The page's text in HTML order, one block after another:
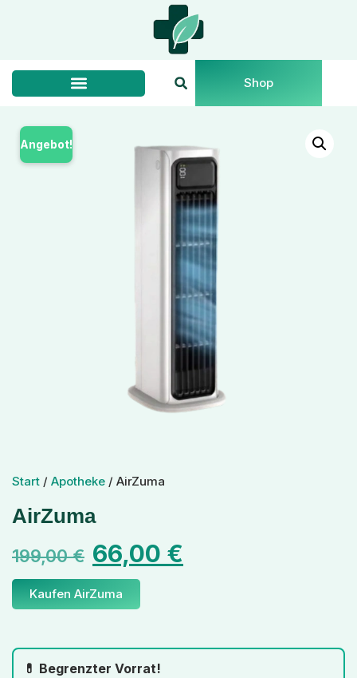
Shop
Angebot!
Start / Apotheke / AirZuma
AirZuma
199,00€ 66,00 €
Kaufen AirZuma
💊 Begrenzter Vorrat!